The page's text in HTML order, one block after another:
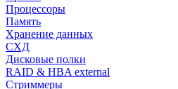
Процессоры
Память
Хранение данных
СХД
Дисковые полки
RAID & HBA external
Стриммеры